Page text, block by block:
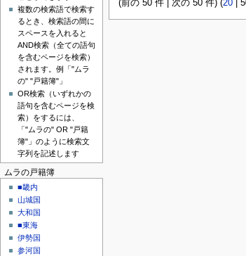
(前の 50 件| 次の 50 件) (20|
複数の検索語で検索す
るとき、検索語の間に
スペースを入れると
AND検索（全ての語句
を含むページを検索）
されます。例「"ムラ
の" "戸籍簿"」
OR検索（いずれかの
語句を含むページを検
索）をするには、
「"ムラの" OR "戸籍
簿"」のように検索文
字列を記述します
ムラの戸籍簿
■畿内
山城国
大和国
■東海
伊勢国
参河国